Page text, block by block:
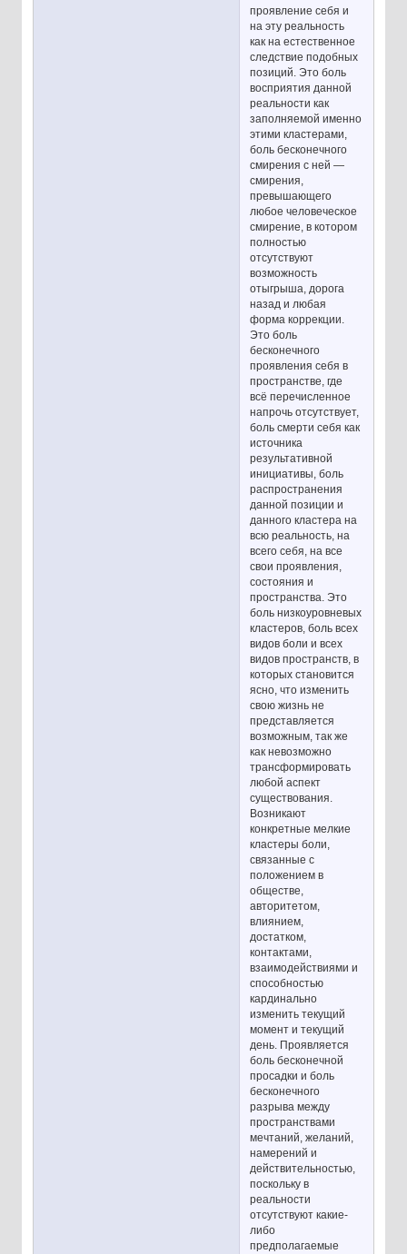
проявление себя и
на эту реальность
как на естественное
следствие подобных
позиций. Это боль
восприятия данной
реальности как
заполняемой именно
этими кластерами,
боль бесконечного
смирения с ней —
смирения,
превышающего
любое человеческое
смирение, в котором
полностью
отсутствуют
возможность
отыгрыша, дорога
назад и любая
форма коррекции.
Это боль
бесконечного
проявления себя в
пространстве, где
всё перечисленное
напрочь отсутствует,
боль смерти себя как
источника
результативной
инициативы, боль
распространения
данной позиции и
данного кластера на
всю реальность, на
всего себя, на все
свои проявления,
состояния и
пространства. Это
боль низкоуровневых
кластеров, боль всех
видов боли и всех
видов пространств, в
которых становится
ясно, что изменить
свою жизнь не
представляется
возможным, так же
как невозможно
трансформировать
любой аспект
существования.
Возникают
конкретные мелкие
кластеры боли,
связанные с
положением в
обществе,
авторитетом,
влиянием,
достатком,
контактами,
взаимодействиями и
способностью
кардинально
изменить текущий
момент и текущий
день. Проявляется
боль бесконечной
просадки и боль
бесконечного
разрыва между
пространствами
мечтаний, желаний,
намерений и
действительностью,
поскольку в
реальности
отсутствуют какие-
либо
предполагаемые